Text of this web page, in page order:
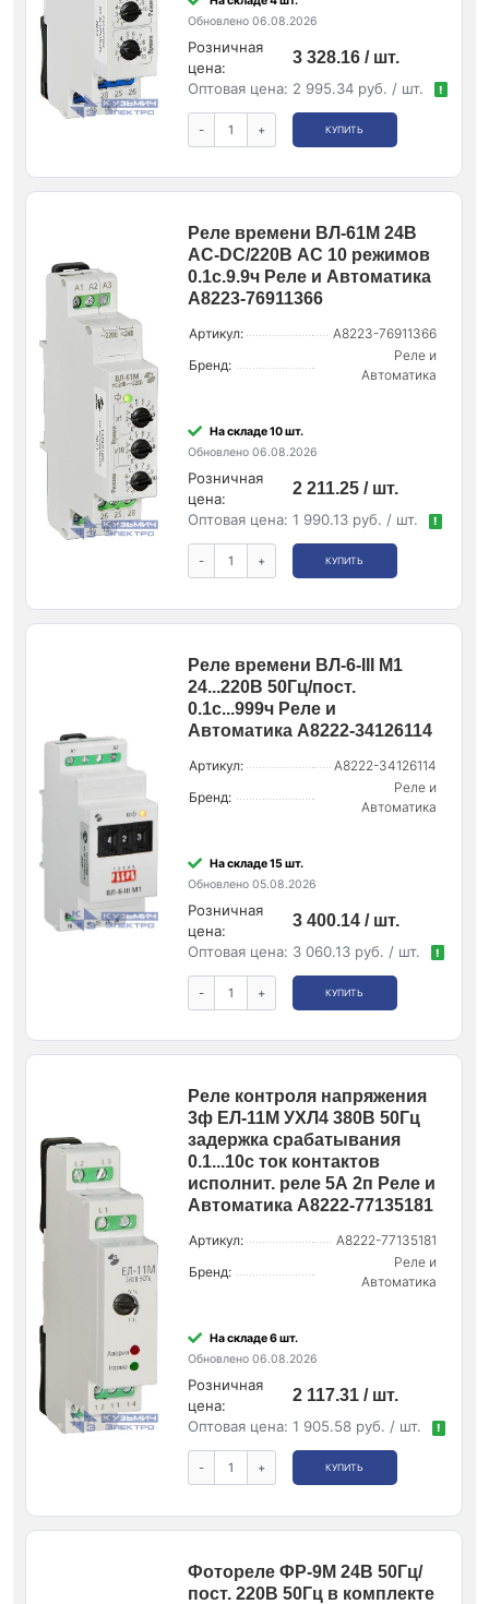
Обновлено 06.08.2026
Розничная
цена:
3 328.16 / шт.
Оптовая цена: 2 995.34 руб. / шт. !
- + КУПИТЬ
Реле времени ВЛ-61М 24В
AC-DC/220В AC 10 режимов
0.1с.9.9ч Реле и Автоматика
A8223-76911366
Артикул:
A8223-76911366
Бренд:
Реле и
Автоматика
На складе 10 шт.
Обновлено 06.08.2026
Розничная
цена:
2 211.25 / шт.
Оптовая цена: 1 990.13 руб. / шт. !
- + КУПИТЬ
Реле времени ВЛ-6-III M1
24...220В 50Гц/пост.
0.1с...999ч Реле и
Автоматика A8222-34126114
Артикул:
A8222-34126114
Бренд:
Реле и
Автоматика
На складе 15 шт.
Обновлено 05.08.2026
Розничная
цена:
3 400.14 / шт.
Оптовая цена: 3 060.13 руб. / шт. !
- + КУПИТЬ
Реле контроля напряжения
3ф ЕЛ-11М УХЛ4 380В 50Гц
задержка срабатывания
0.1...10с ток контактов
исполнит. реле 5А 2п Реле и
Автоматика A8222-77135181
Артикул:
A8222-77135181
Бренд:
Реле и
Автоматика
На складе 6 шт.
Обновлено 06.08.2026
Розничная
цена:
2 117.31 / шт.
Оптовая цена: 1 905.58 руб. / шт. !
- + КУПИТЬ
Фотореле ФР-9М 24В 50Гц/
пост. 220В 50Гц в комплекте